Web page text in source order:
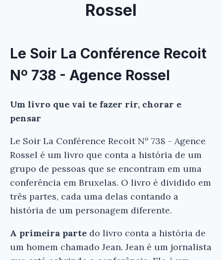
Rossel
Le Soir La Conférence Recoit
Nº 738 - Agence Rossel
Um livro que vai te fazer rir, chorar e
pensar
Le Soir La Conférence Recoit Nº 738 - Agence
Rossel é um livro que conta a história de um
grupo de pessoas que se encontram em uma
conferência em Bruxelas. O livro é dividido em
três partes, cada uma delas contando a
história de um personagem diferente.
A primeira parte do livro conta a história de
um homem chamado Jean. Jean é um jornalista